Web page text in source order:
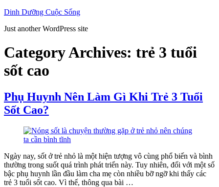
Skip
content
Dinh Dưỡng Cuộc Sống
Just another WordPress site
Category Archives: trẻ 3 tuổi
sốt cao
Phụ Huynh Nên Làm Gì Khi Trẻ 3 Tuổi
Sốt Cao?
Ngày nay, sốt ở trẻ nhỏ là một hiện tượng vô cùng phổ biến và bình
thường trong suốt quá trình phát triển này. Tuy nhiên, đối với một số
bậc phụ huynh lần đầu làm cha mẹ còn nhiều bỡ ngỡ khi thấy các
trẻ 3 tuổi sốt cao. Vì thế, thông qua bài …